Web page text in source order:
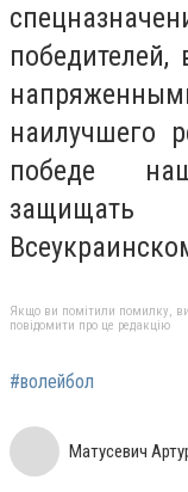
наилучшего
победе
Якщо ви помітили помилку,
повідомити про це редакцію
#волейбол
Матусевич